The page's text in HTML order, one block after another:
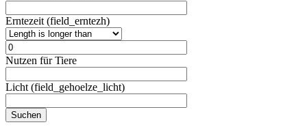
Erntezeit (field_erntezh)
Nutzen für Tiere
Licht (field_gehoelze_licht)